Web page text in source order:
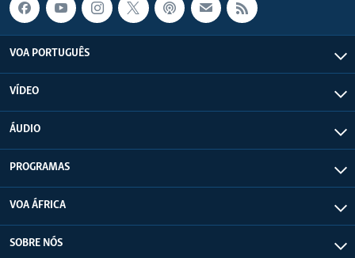
VOA PORTUGUÊS
VÍDEO
ÁUDIO
PROGRAMAS
VOA ÁFRICA
SOBRE NÓS